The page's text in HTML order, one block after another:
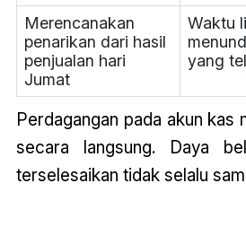
Merencanakan
penarikan dari hasil
penjualan hari
Jumat
Waktu
yang
Perdagangan pada akun kas
secara langsung. Daya
terselesaikan tidak selalu